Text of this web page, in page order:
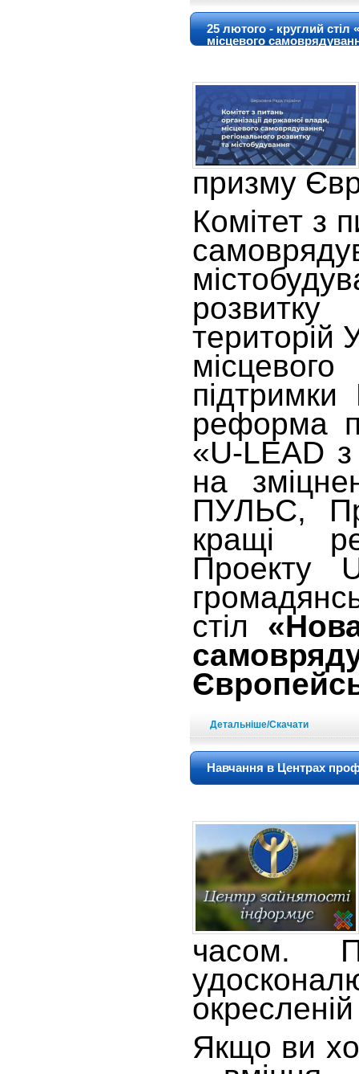
25 лютого - круглий стіл
місцевого
призму
Комітет з
територій
реформа
«U-LEAD
на
ПУЛЬС,
кращі
Проекту
стіл
Детальніше/Скачати
Навчання в Центрах
часом.
окресленій
Якщо ви